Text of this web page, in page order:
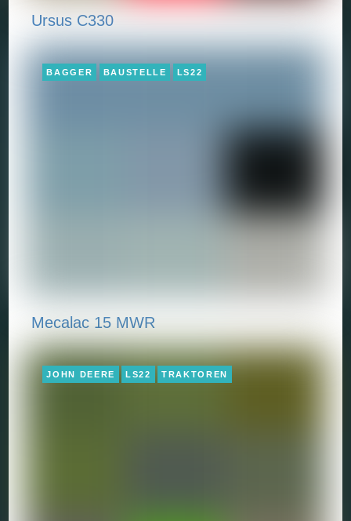
Ursus C330
BAGGER BAUSTELLE LS22
Mecalac 15 MWR
JOHN DEERE LS22 TRAKTOREN